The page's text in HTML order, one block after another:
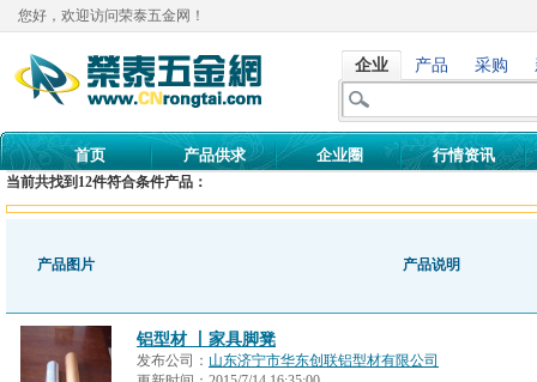
您好，欢迎访问荣泰五金网！
企业 产品 采购
首页 产品供求 企业圈 行情资讯
当前共找到 12件符合条件产品：
产品图片 产品说明
铝型材 丨家具脚凳
发布公司： 山东济宁市华东创联铝型材有限公司